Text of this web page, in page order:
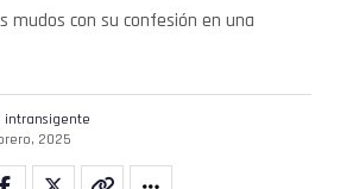
mudos con su confesión en una
intransigente
2025